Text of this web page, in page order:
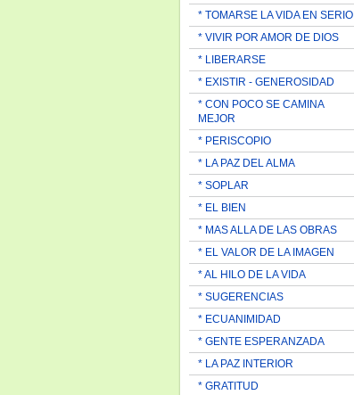
* TOMARSE LA VIDA EN SERIO
* VIVIR POR AMOR DE DIOS
* LIBERARSE
* EXISTIR - GENEROSIDAD
* CON POCO SE CAMINA
MEJOR
* PERISCOPIO
* LA PAZ DEL ALMA
* SOPLAR
* EL BIEN
* MAS ALLA DE LAS OBRAS
* EL VALOR DE LA IMAGEN
* AL HILO DE LA VIDA
* SUGERENCIAS
* ECUANIMIDAD
* GENTE ESPERANZADA
* LA PAZ INTERIOR
* GRATITUD